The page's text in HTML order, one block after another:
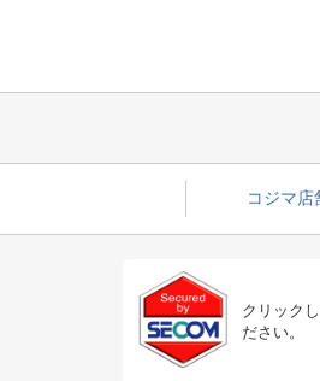
コジマ店
クリック
ださい。